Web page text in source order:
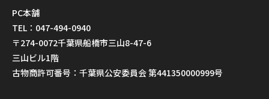
PC本舗
TEL：047-494-0940
〒274-0072千葉県船橋市三山8-47-6
三山ビル1階
古物商許可番号：千葉県公安委員会 第441350000999号